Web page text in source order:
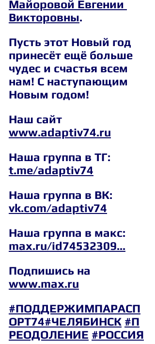
Майоровой Евгении
Викторовны.
Пусть этот Новый год
принесёт ещё больше
чудес и счастья всем
нам! С наступающим
Новым годом!
Наш сайт
www.adaptiv74.ru
Наша группа в ТГ:
t.me/adaptiv74
Наша группа в ВК:
vk.com/adaptiv74
Наша группа в макс:
max.ru/id74532309...
Подпишись на
www.max.ru
#ПОДДЕРЖИМПАРАСП
ОРТ74#ЧЕЛЯБИНСК #П
РЕОДОЛЕНИЕ #РОССИЯ